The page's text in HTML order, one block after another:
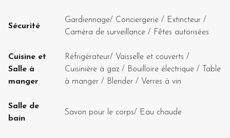
Sécurité
Gardiennage/ Conciergerie / Extincteur /
Caméra de surveillance / Fêtes autorisées
Cuisine et
Salle à
manger
Réfrigérateur/ Vaisselle et couverts /
Cuisinière à gaz / Bouilloire électrique /
Table
à manger / Blender / Verres à vin
Salle de
bain
Savon pour le corps/ Eau chaude